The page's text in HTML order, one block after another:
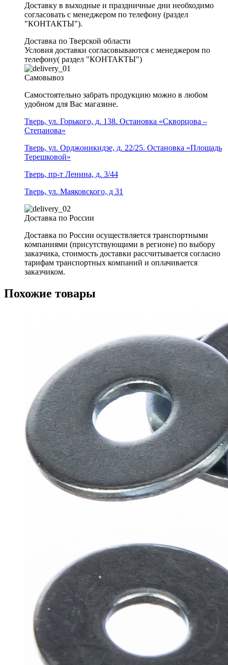
Доставку в выходные и праздничные дни необходимо
согласовать с менеджером по телефону (раздел
"КОНТАКТЫ").
Доставка по Тверской области
Условия доставки согласовываются с менеджером по
телефону( раздел "КОНТАКТЫ")
Самовывоз
Самостоятельно забрать продукцию можно в любом
удобном для Вас магазине.
Тверь, ул. Горького, д. 138. Остановка «Скворцова –
Степанова»
Тверь, ул. Орджоникидзе, д. 22/25. Остановка «Площадь
Терешковой»
Тверь, пр-т Ленина, д. 3/44
Тверь, ул. Маяковского, д 31
Доставка по России
Доставка по России осуществляется транспортными
компаниями (присутствующими в регионе) по выбору
заказчика, стоимость доставки рассчитывается согласно
тарифам транспортных компаний и оплачивается
заказчиком.
Похожие товары